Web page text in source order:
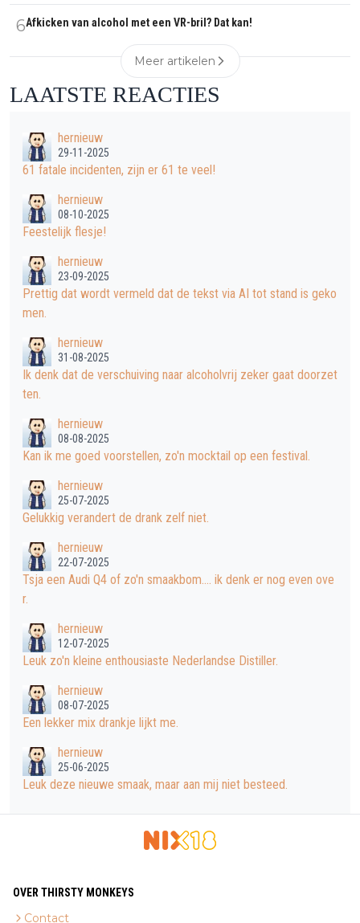
6Afkicken van alcohol met een VR-bril? Dat kan!
Meer artikelen
LAATSTE REACTIES
hernieuw
29-11-2025
61 fatale incidenten, zijn er 61 te veel!
hernieuw
08-10-2025
Feestelijk flesje!
hernieuw
23-09-2025
Prettig dat wordt vermeld dat de tekst via AI tot stand is geko
men.
hernieuw
31-08-2025
Ik denk dat de verschuiving naar alcoholvrij zeker gaat doorzet
ten.
hernieuw
08-08-2025
Kan ik me goed voorstellen, zo'n mocktail op een festival.
hernieuw
25-07-2025
Gelukkig verandert de drank zelf niet.
hernieuw
22-07-2025
Tsja een Audi Q4 of zo'n smaakbom.... ik denk er nog even ove
r.
hernieuw
12-07-2025
Leuk zo'n kleine enthousiaste Nederlandse Distiller.
hernieuw
08-07-2025
Een lekker mix drankje lijkt me.
hernieuw
25-06-2025
Leuk deze nieuwe smaak, maar aan mij niet besteed.
OVER THIRSTY MONKEYS
Contact